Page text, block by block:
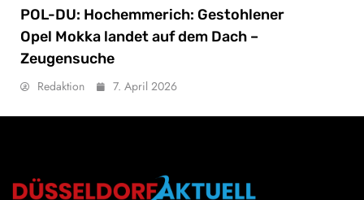
POL-DU: Hochemmerich: Gestohlener
Opel Mokka landet auf dem Dach –
Zeugensuche
Redaktion 7. April 2026